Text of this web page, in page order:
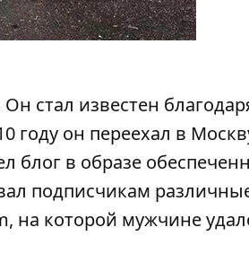
стал известен
он переехал в
блог в образе
подписчикам
на которой мужчине